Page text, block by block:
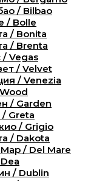
/ Bilbao
/ Bolle
/ Bonita
/ Brenta
/ Vegas
/ Velvet
/ Venezia
/ Garden
/ Greta
/ Grigio
/ Dakota
/ Del Mare
/ Dublin